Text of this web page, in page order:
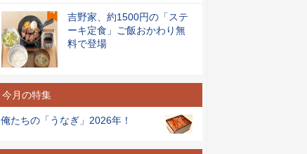
吉野家、約1500円の「ステ
ーキ定食」ご飯おかわり無
料で登場
今月の特集
俺たちの「うなぎ」2026年！